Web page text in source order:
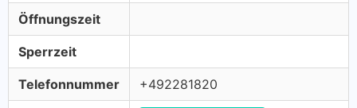
Öffnungszeit
Sperrzeit
Telefonnummer +492281820